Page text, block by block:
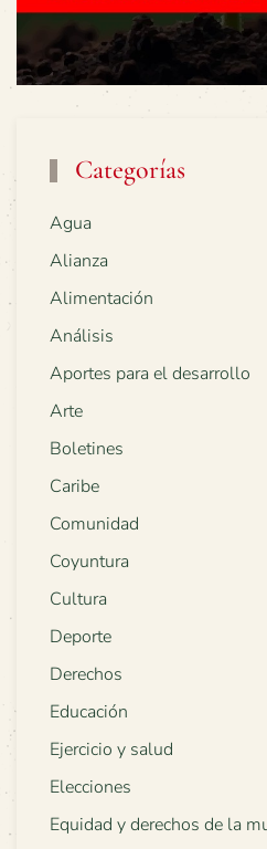
Categorías
Agua
Alianza
Alimentación
Análisis
Aportes para el desarrollo
Arte
Boletines
Caribe
Comunidad
Coyuntura
Cultura
Deporte
Derechos
Educación
Ejercicio y salud
Elecciones
Equidad y derechos de la